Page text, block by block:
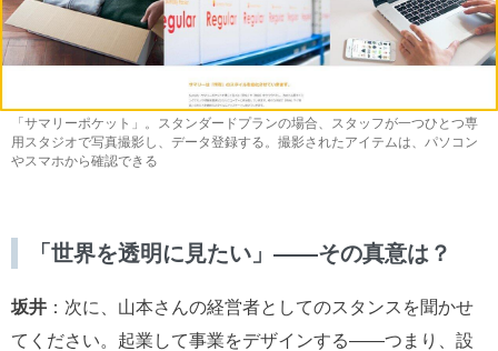
「サマリーポケット」。スタンダードプランの場合、スタッフが一つひとつ専
用スタジオで写真撮影し、データ登録する。撮影されたアイテムは、パソコン
やスマホから確認できる
「世界を透明に見たい」――その真意は？
坂井 ：次に、山本さんの経営者としてのスタンスを聞かせ
てください。起業して事業をデザインする――つまり、設